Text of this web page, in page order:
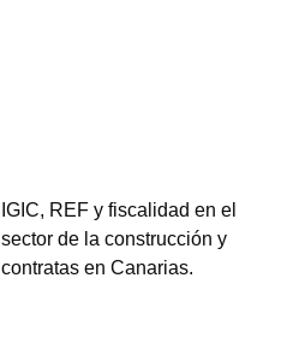
IGIC, REF y fiscalidad en el
sector de la construcción y
contratas en Canarias.